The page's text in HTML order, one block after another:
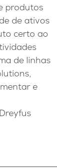
produtos
de ativos
certo ao
de linhas
e